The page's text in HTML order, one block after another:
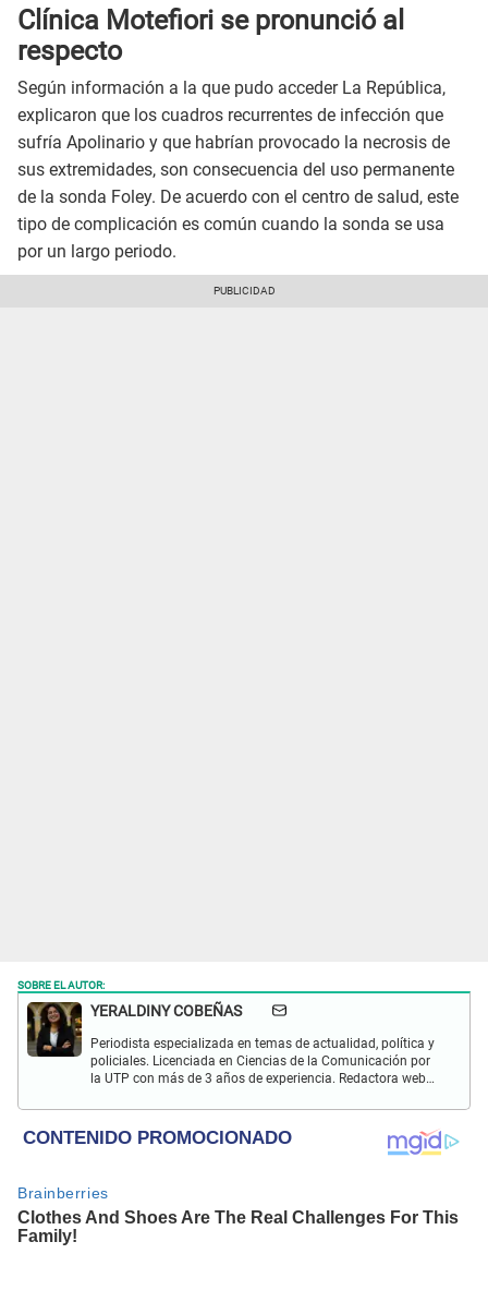
Clínica Motefiori se pronunció al
respecto
Según información a la que pudo acceder La República,
explicaron que los cuadros recurrentes de infección que
sufría Apolinario y que habrían provocado la necrosis de
sus extremidades, son consecuencia del uso permanente
de la sonda Foley. De acuerdo con el centro de salud, este
tipo de complicación es común cuando la sonda se usa
por un largo periodo.
SOBRE EL AUTOR:
YERALDINY COBEÑAS
Periodista especializada en temas de actualidad, política y
policiales. Licenciada en Ciencias de la Comunicación por
la UTP con más de 3 años de experiencia. Redactora web
en temas relacionados con misterios, películas y series
policiales.